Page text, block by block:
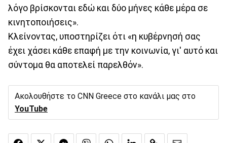
λόγο βρίσκονται εδώ και δύο μήνες κάθε μέρα σε
κινητοποιήσεις».
Κλείνοντας, υποστηρίζει ότι «η κυβέρνησή σας
έχει χάσει κάθε επαφή με την κοινωνία, γι' αυτό και
σύντομα θα αποτελεί παρελθόν».
Ακολουθήστε το CNN Greece στο κανάλι μας στο
YouTube